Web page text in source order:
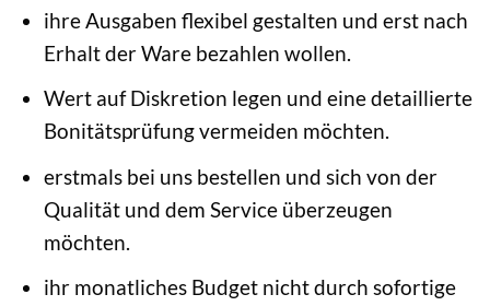
ihre Ausgaben flexibel gestalten und erst nach
Erhalt der Ware bezahlen wollen.
Wert auf Diskretion legen und eine detaillierte
Bonitätsprüfung vermeiden möchten.
erstmals bei uns bestellen und sich von der
Qualität und dem Service überzeugen
möchten.
ihr monatliches Budget nicht durch sofortige